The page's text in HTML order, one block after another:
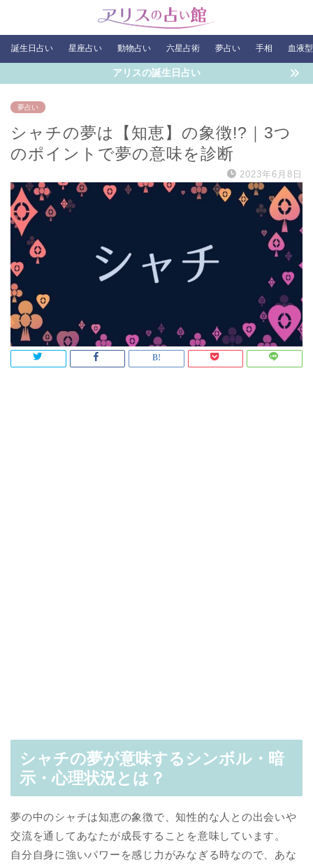
誕生日占い 星座占い 動物占い 六星占術 夢占い 手相 血液
アリスの誕生日占い
夢占い
シャチの夢は【知恵】の象徴!?｜3つ
のポイントで夢の意味を診断
2023年6月8日
シャチの夢が意味するシンボル・暗
示・心理状況とは？
夢の中のシャチは知恵の象徴で、知性的な人との出会いや
交流を通してあなたが成長することを意味しています。
自分自身に強いパワーを感じ力がみなぎる時なので、あな